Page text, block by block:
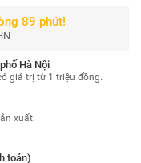
89 phút!
Hà Nội
giá trị từ 1 triệu đồng.
xuất.
toán)